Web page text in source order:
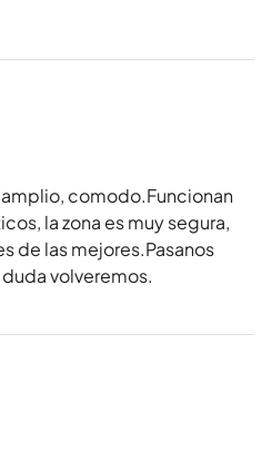
comodo.Funcionan
la zona es muy segura,
de las mejores.Pasanos
volveremos.